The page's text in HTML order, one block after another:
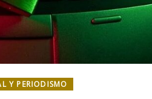
Y PERIODISMO